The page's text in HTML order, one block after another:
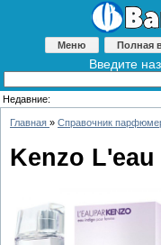
Меню Полная
Введите
Недавние:
Главная » Справочник
Kenzo